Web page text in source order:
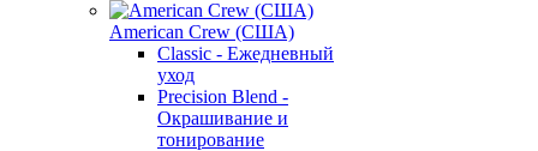
American Crew (США)
Classic - Ежедневный
уход
Precision Blend -
Окрашивание и
тонирование